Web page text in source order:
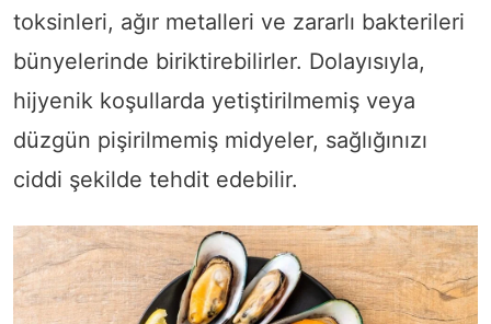
toksinleri, ağır metalleri ve zararlı bakterileri
bünyelerinde biriktirebilirler. Dolayısıyla,
hijyenik koşullarda yetiştirilmemiş veya
düzgün pişirilmemiş midyeler, sağlığınızı
ciddi şekilde tehdit edebilir.